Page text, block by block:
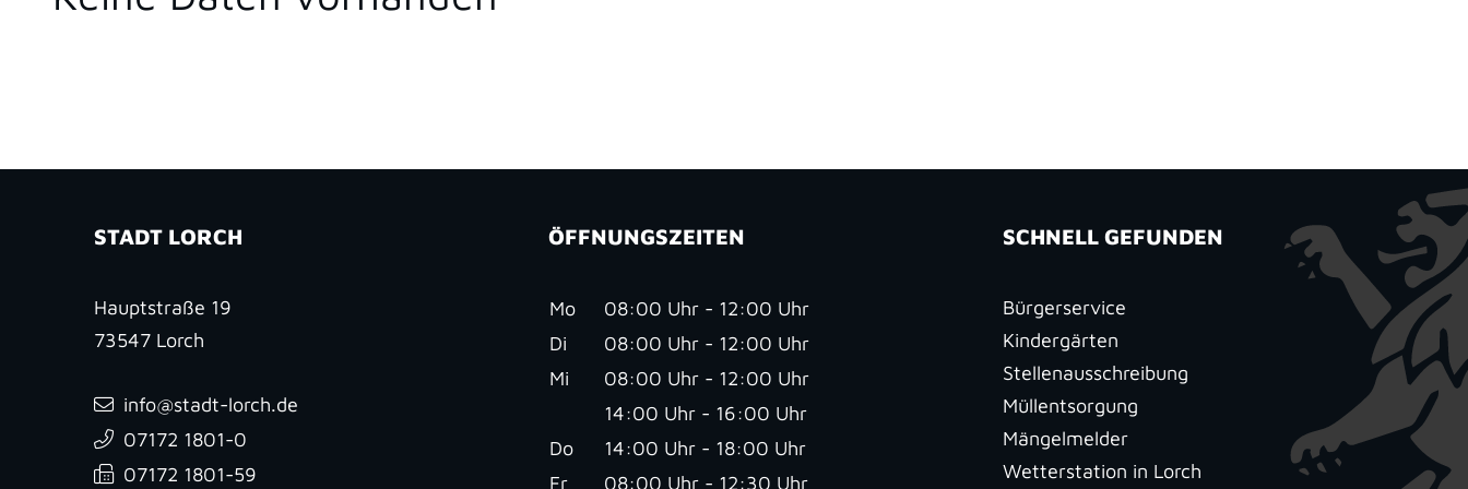
STADT LORCH
Hauptstraße 19
73547 Lorch
info@stadt-lorch.de
07172 1801-0
07172 1801-59
ÖFFNUNGSZEITEN
Mo
08:00 Uhr - 12:00 Uhr
Di
08:00 Uhr - 12:00 Uhr
Mi
08:00 Uhr - 12:00 Uhr
14:00 Uhr - 16:00 Uhr
Do
14:00 Uhr - 18:00 Uhr
Fr
08:00 Uhr - 12:30 Uhr
SCHNELL GEFUNDEN
Bürgerservice
Kindergärten
Stellenausschreibung
Müllentsorgung
Mängelmelder
Wetterstation in Lorch